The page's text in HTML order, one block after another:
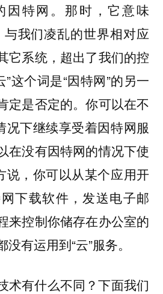
因特网。那时，它意味
与我们凌乱的世界相对应
它系统，超出了我们的控
”这个词是“因特网”的另一
定是否定的。你可以在不
况下继续享受着因特网服
在没有因特网的情况下使
说，你可以从某个应用开
下载软件，发送电子邮
来控制你储存在办公室的
有运用到“云”服务。
术有什么不同？下面我们